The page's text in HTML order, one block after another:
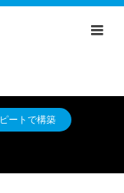
ートで構築